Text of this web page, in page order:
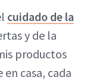
cuidado de la
y de la
productos
casa, cada